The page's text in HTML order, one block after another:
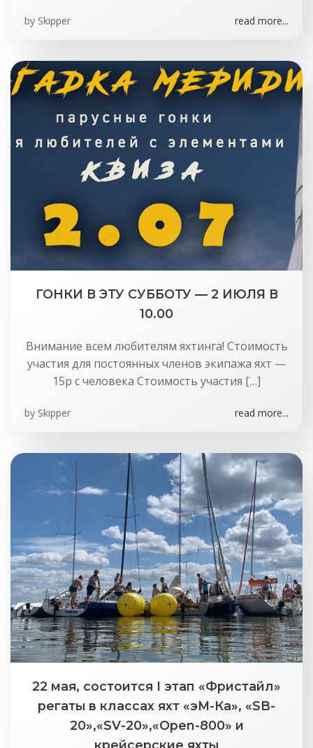
by Skipper read more...
ГОНКИ В ЭТУ СУББОТУ — 2 ИЮЛЯ В
10.00
Внимание всем любителям яхтинга! Стоимость
участия для постоянных членов экипажа яхт —
15р с человека Стоимость участия […]
by Skipper read more...
22 мая, состоится I этап «Фристайл»
регаты в классах яхт «эМ-Ка», «SB-
20»,«SV-20»,«Open-800» и
крейсерские яхты